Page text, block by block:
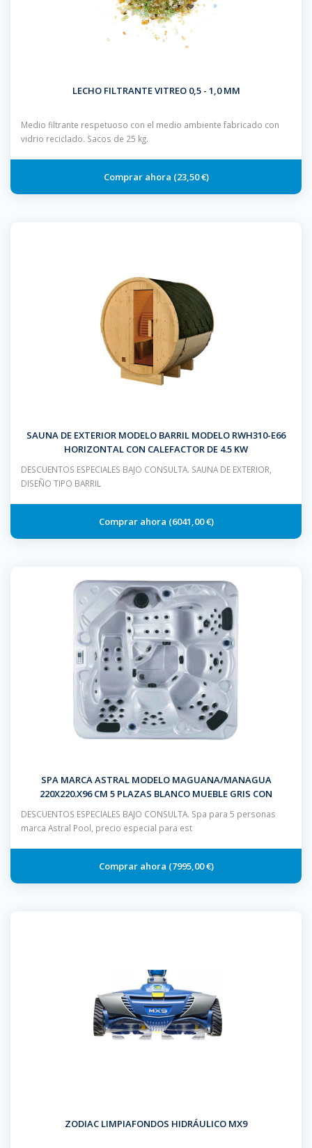
LECHO FILTRANTE VITREO 0,5 - 1,0 MM
Medio filtrante respetuoso con el medio ambiente fabricado con
vidrio reciclado. Sacos de 25 kg.
23,50 €
SAUNA DE EXTERIOR MODELO BARRIL MODELO RWH310-E66
HORIZONTAL CON CALEFACTOR DE 4.5 KW
DESCUENTOS ESPECIALES BAJO CONSULTA. SAUNA DE EXTERIOR,
DISEÑO TIPO BARRIL
6041,00 €
SPA MARCA ASTRAL MODELO MAGUANA/MANAGUA
220X220.X96 CM 5 PLAZAS BLANCO MUEBLE GRIS CON
DESCUENTOS ESPECIALES BAJO CONSULTA. Spa para 5 personas
marca Astral Pool, precio especial para est
7995,00 €
ZODIAC LIMPIAFONDOS HIDRÁULICO MX9